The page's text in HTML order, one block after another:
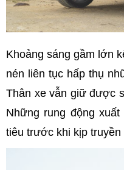
Khoảng sáng gầm lớn
nén liên tục hấp thụ
Thân xe vẫn giữ được
Những rung động
tiêu trước khi kịp